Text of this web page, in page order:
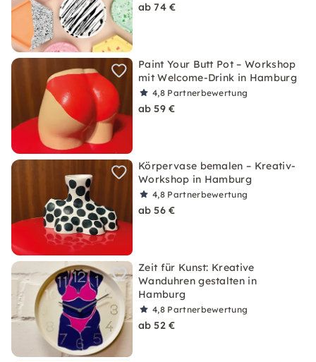
ab 74 €
Paint Your Butt Pot – Workshop
mit Welcome-Drink in Hamburg
4,8 Partnerbewertung
ab 59 €
Körpervase bemalen – Kreativ-
Workshop in Hamburg
4,8 Partnerbewertung
ab 56 €
Zeit für Kunst: Kreative
Wanduhren gestalten in
Hamburg
4,8 Partnerbewertung
ab 52 €